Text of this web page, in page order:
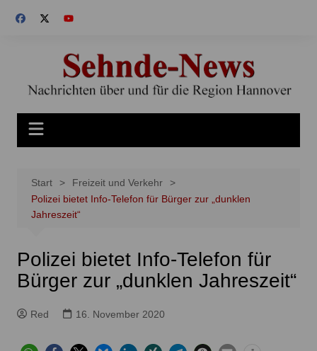
Inhalt
Start
Freizeit und Verkehr
Polizei bietet Info-Telefon für Bürger zur „dunklen
Jahreszeit“
Polizei bietet Info-Telefon für
Bürger zur „dunklen Jahreszeit“
Red 16. November 2020